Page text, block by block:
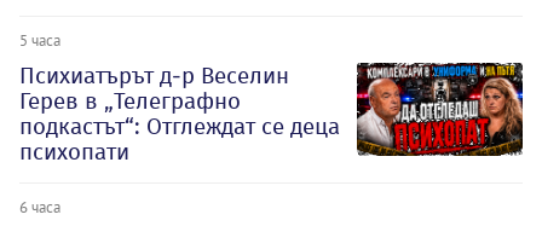
5 часа
Психиатърът д-р Веселин
Герев в „Телеграфно
подкастът“: Отглеждат се деца
психопати
6 часа